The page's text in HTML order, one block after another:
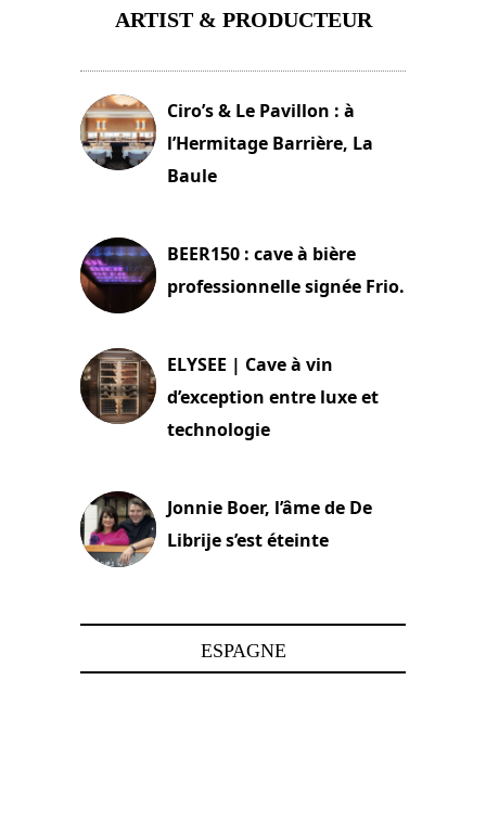
ARTIST & PRODUCTEUR
Ciro’s & Le Pavillon : à
l’Hermitage Barrière, La
Baule
BEER150 : cave à bière
professionnelle signée Frio.
ELYSEE | Cave à vin
d’exception entre luxe et
technologie
Jonnie Boer, l’âme de De
Librije s’est éteinte
ESPAGNE